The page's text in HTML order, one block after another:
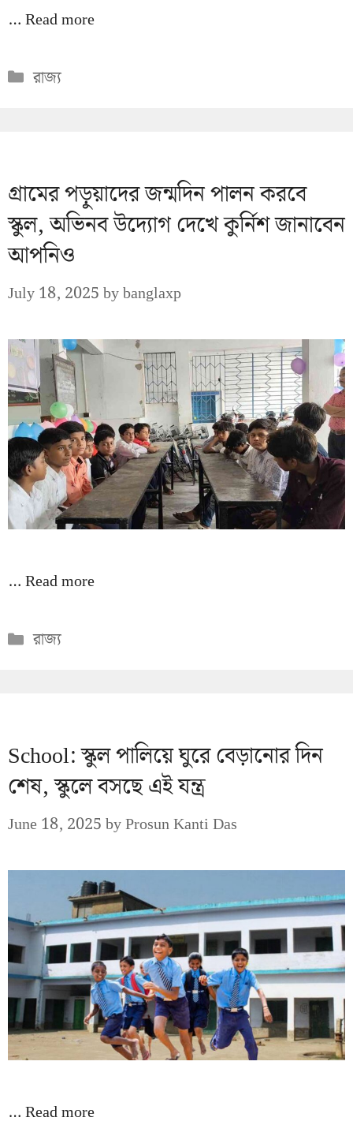
…Read more
Categories
রাজ্য
গ্রামের পড়ুয়াদের জন্মদিন পালন করবে
স্কুল, অভিনব উদ্যোগ দেখে কুর্নিশ জানাবেন
আপনিও
July 18, 2025bybanglaxp
…Read more
Categories
রাজ্য
School: স্কুল পালিয়ে ঘুরে বেড়ানোর দিন
শেষ, স্কুলে বসছে এই যন্ত্র
June 18, 2025byProsun Kanti Das
…Read more